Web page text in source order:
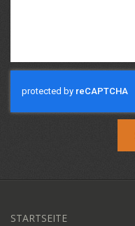
STARTSEITE